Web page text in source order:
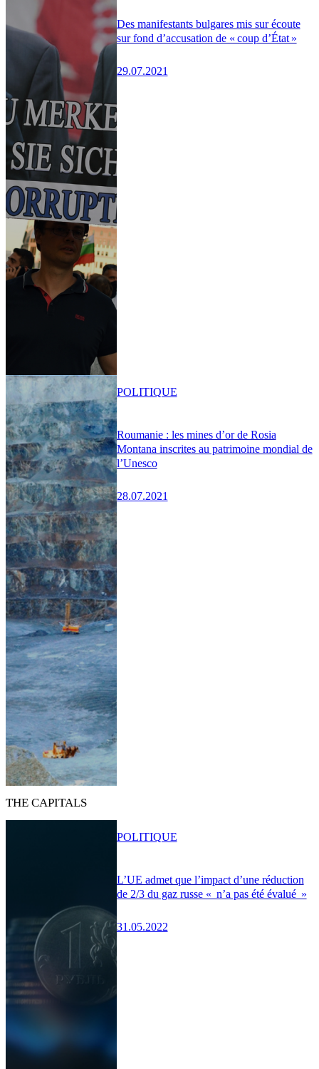
Des manifestants bulgares mis sur écoute
sur fond d’accusation de « coup d’État »
29.07.2021
Roumanie : les mines d’or de Rosia
Montana inscrites au patrimoine mondial de
l’Unesco
28.07.2021
POLITIQUE
THE CAPITALS
L’UE admet que l’impact d’une réduction
de 2/3 du gaz russe « n’a pas été évalué »
31.05.2022
POLITIQUE